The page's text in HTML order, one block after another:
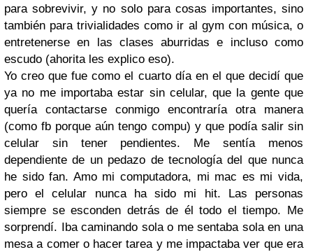
para sobrevivir, y no solo para cosas importantes, sino
también para trivialidades como ir al gym con música, o
entretenerse en las clases aburridas e incluso como
escudo (ahorita les explico eso).
Yo creo que fue como el cuarto día en el que decidí que
ya no me importaba estar sin celular, que la gente que
quería contactarse conmigo encontraría otra manera
(como fb porque aún tengo compu) y que podía salir sin
celular sin tener pendientes. Me sentía menos
dependiente de un pedazo de tecnología del que nunca
he sido fan. Amo mi computadora, mi mac es mi vida,
pero el celular nunca ha sido mi hit. Las personas
siempre se esconden detrás de él todo el tiempo. Me
sorprendí. Iba caminando sola o me sentaba sola en una
mesa a comer o hacer tarea y me impactaba ver que era